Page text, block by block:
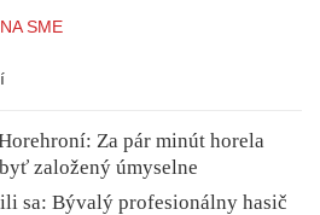
SME
Za pár minút horela
založený úmyselne
sa: Bývalý profesionálny hasič